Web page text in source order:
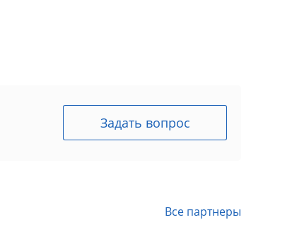
Задать вопрос
Все партнеры